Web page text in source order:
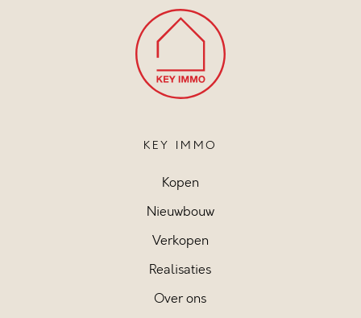
KEY IMMO
Kopen
Nieuwbouw
Verkopen
Realisaties
Over ons